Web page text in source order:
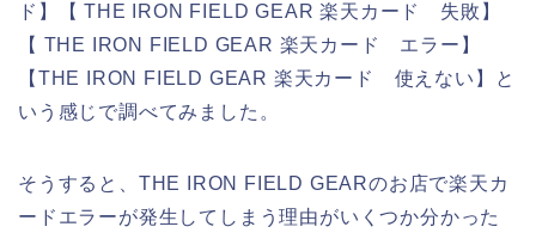
ド】【 THE IRON FIELD GEAR 楽天カード 失敗】
【 THE IRON FIELD GEAR 楽天カード エラー】
【THE IRON FIELD GEAR 楽天カード 使えない】と
いう感じで調べてみました。
そうすると、THE IRON FIELD GEARのお店で楽天カ
ードエラーが発生してしまう理由がいくつか分かった